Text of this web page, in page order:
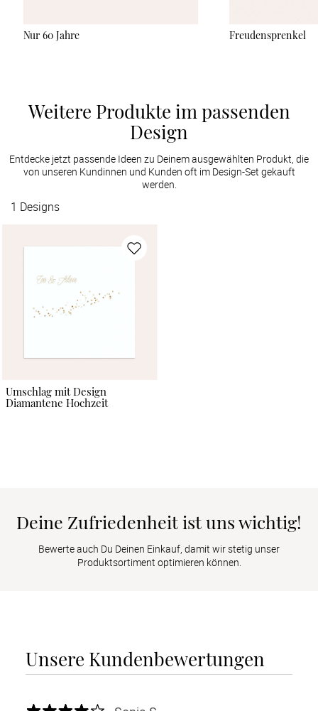
Nur 60 Jahre Freudensprenkel
Weitere Produkte im passenden
Design
Entdecke jetzt passende Ideen zu Deinem ausgewählten Produkt, die
von unseren Kundinnen und Kunden oft im Design-Set gekauft
werden.
1 Designs
Umschlag mit Design
Diamantene Hochzeit
Deine Zufriedenheit ist uns wichtig!
Bewerte auch Du Deinen Einkauf, damit wir stetig unser
Produktsortiment optimieren können.
Unsere Kundenbewertungen